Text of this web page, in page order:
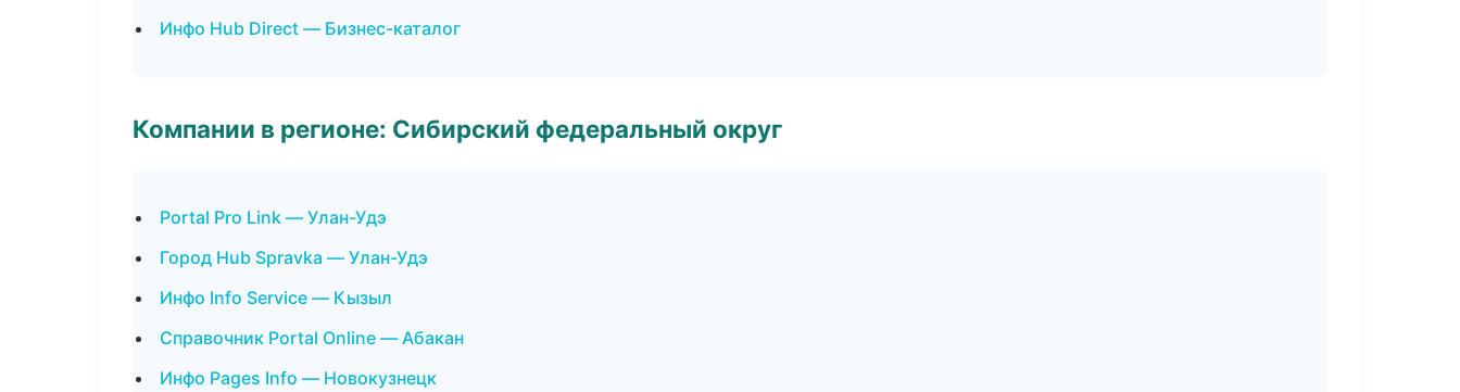
Инфо Hub Direct — Бизнес-каталог
Компании в регионе: Сибирский федеральный округ
Portal Pro Link — Улан-Удэ
Город Hub Spravka — Улан-Удэ
Инфо Info Service — Кызыл
Справочник Portal Online — Абакан
Инфо Pages Info — Новокузнецк